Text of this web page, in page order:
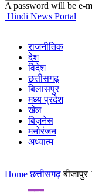
A password will be e-
Hindi News Portal
राजनीतिक
देश
विदेश
छत्तीसगढ़
बिलासपुर
मध्य प्रदेश
खेल
बिज़नेस
मनोरंजन
अध्यात्म
Home छत्तीसगढ़